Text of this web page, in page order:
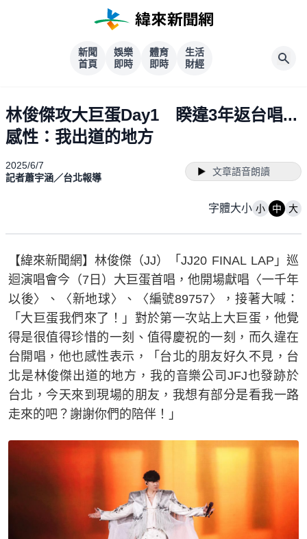
新聞
首頁
娛樂
即時
體育
即時
生活
財經
林俊傑攻大巨蛋Day1 睽違3年返台唱...
感性：我出道的地方
2025/6/7
記者蕭宇涵／台北報導
文章語音朗讀
字體大小 小 中 大
【緯來新聞網】林俊傑（JJ）「JJ20 FINAL LAP」巡
迴演唱會今（7日）大巨蛋首唱，他開場獻唱〈一千年
以後〉、〈新地球〉、〈編號89757〉，接著大喊：
「大巨蛋我們來了！」對於第一次站上大巨蛋，他覺
得是很值得珍惜的一刻、值得慶祝的一刻，而久違在
台開唱，他也感性表示，「台北的朋友好久不見，台
北是林俊傑出道的地方，我的音樂公司JFJ也發跡於
台北，今天來到現場的朋友，我想有部分是看我一路
走來的吧？謝謝你們的陪伴！」